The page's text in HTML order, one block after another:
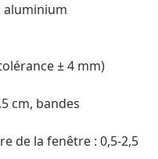
aluminium
± 4 mm)
cm, bandes
de la fenêtre : 0,5-2,5